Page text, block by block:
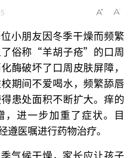
小朋友因冬季干燥而频繁
了俗称“羊胡子疮”的口周
酶破坏了口周皮肤屏障，
期间不爱喝水，频繁舔唇
患处面积不断扩大。痒的
，进一步加重了症状。目
遵医嘱进行药物治疗。
气候干燥，家长应让孩子